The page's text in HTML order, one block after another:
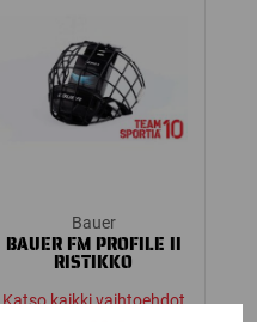
Bauer
BAUER FM PROFILE II
RISTIKKO
Katso kaikki vaihtoehdot